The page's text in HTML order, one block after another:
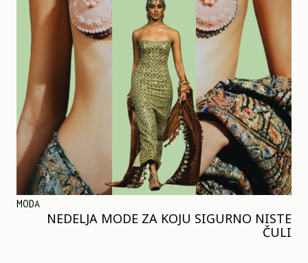
MODA
NEDELJA MODE ZA KOJU SIGURNO NISTE
ČULI